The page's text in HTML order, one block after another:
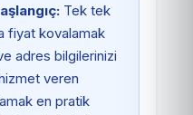
Tek tek
fiyat kovalamak
adres bilgilerinizi
veren
en pratik